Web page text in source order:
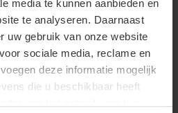
media te kunnen aanbieden en
te analyseren. Daarnaast
uw gebruik van onze website
sociale media, reclame en
deze informatie mogelijk
die u beschikbaar heeft